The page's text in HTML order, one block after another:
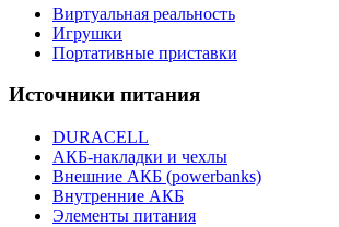
Виртуальная реальность
Игрушки
Портативные приставки
Источники питания
DURACELL
АКБ-накладки и чехлы
Внешние АКБ (powerbanks)
Внутренние АКБ
Элементы питания